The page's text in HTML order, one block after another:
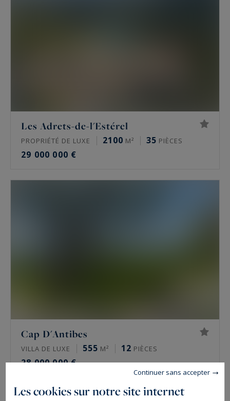
Les Adrets-de-l'Estérel
PROPRIÉTÉ DE LUXE 2100 M² 35 PIÈCES
29 000 000 €
Cap D'Antibes
VILLA DE LUXE 555 M² 12 PIÈCES
28 000 000 €
Les cookies sur notre site internet
Continuer sans accepter